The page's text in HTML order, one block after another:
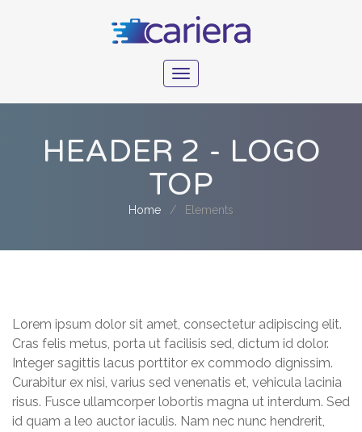
Toggle
navigation
HEADER 2 - LOGO
TOP
Home Elements
Lorem ipsum dolor sit amet, consectetur adipiscing elit.
Cras felis metus, porta ut facilisis sed, dictum id dolor.
Integer sagittis lacus porttitor ex commodo dignissim.
Curabitur ex nisi, varius sed venenatis et, vehicula lacinia
risus. Fusce ullamcorper lobortis magna ut interdum. Sed
id quam a leo auctor iaculis. Nam nec nunc hendrerit,